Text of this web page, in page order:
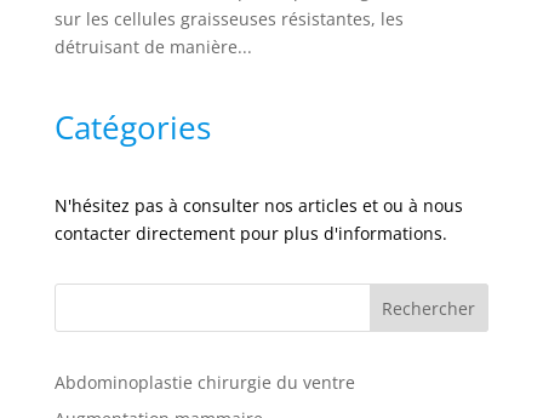
Nos
Tarifs
sur les cellules graisseuses résistantes, les
détruisant de manière...
Catégories
N'hésitez pas à consulter nos articles et ou à nous
contacter directement pour plus d'informations.
Rechercher
Abdominoplastie chirurgie du ventre